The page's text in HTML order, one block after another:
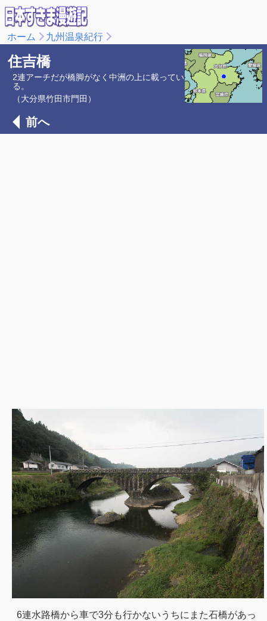
ホーム 九州温泉紀行
住吉橋
2連アーチだが橋脚がなく中洲の上に載ってい
る。
（大分県竹田市門田）
前へ
6連水路橋から車で3分も行かないうちにまた石橋があっ